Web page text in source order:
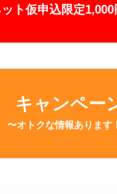
ト仮申込限定1,000
キャンペー
〜オトクな情報あります